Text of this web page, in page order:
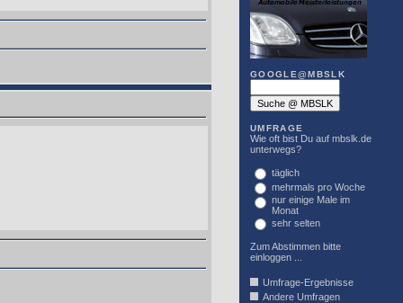
GOOGLE@MBSLK
UMFRAGE
Wie oft bist Du auf mbslk.de
unterwegs?
täglich
mehrmals pro Woche
nur einige Male im
Monat
sehr selten
Zum Abstimmen bitte
einloggen ...
Umfrage-Ergebnisse
Andere Umfragen